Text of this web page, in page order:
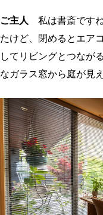
ご主人
私は書斎です
たけど、閉めるとエア
してリビングとつなが
なガラス窓から庭が見